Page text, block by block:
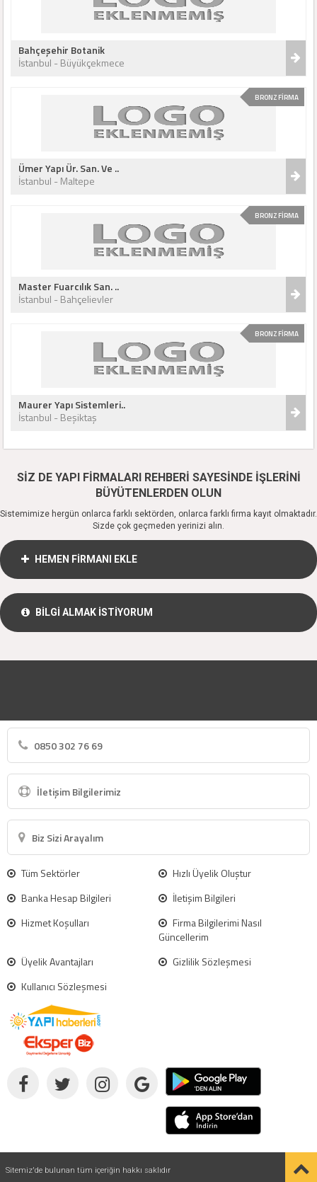
Bahçeşehir Botanik
İstanbul - Büyükçekmece
BRONZ FİRMA
Ümer Yapı Ür. San. Ve ..
İstanbul - Maltepe
BRONZ FİRMA
Master Fuarcılık San. ..
İstanbul - Bahçelievler
BRONZ FİRMA
Maurer Yapı Sistemleri..
İstanbul - Beşiktaş
SİZ DE YAPI FİRMALARI REHBERİ SAYESİNDE İŞLERİNİ
BÜYÜTENLERDEN OLUN
Sistemimize hergün onlarca farklı sektörden, onlarca farklı firma kayıt olmaktadır.
Sizde çok geçmeden yerinizi alın.
HEMEN FİRMANI EKLE
BİLGİ ALMAK İSTİYORUM
0850 302 76 69
İletişim Bilgilerimiz
Biz Sizi Arayalım
Tüm Sektörler
Hızlı Üyelik Oluştur
Banka Hesap Bilgileri
İletişim Bilgileri
Hizmet Koşulları
Firma Bilgilerimi Nasıl
Güncellerim
Üyelik Avantajları
Gizlilik Sözleşmesi
Kullanıcı Sözleşmesi
Sitemiz'de bulunan tüm içeriğin hakkı saklıdır